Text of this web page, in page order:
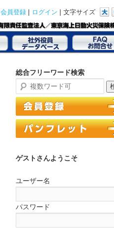
会員登録 ログイン 文字サイズ
総合フリーワード検索
ゲストさんようこそ
ユーザー名
パスワード